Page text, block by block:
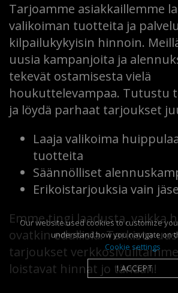
Tarjoamme asiakkaillemme
valikoiman tuotteita ja
kilpailukykyisin hinnoin.
uusia kampanjoita ja
tekevät ostamisesta vielä
houkuttelevampaa. Tutustu
ja löydä parhaat tarjoukset
Laaja valikoima
tuotteita
Säännölliset
Erikoistarjouksia vain
Emme tingi laadusta, vaikka
ovatkin edullisia. Tarkista
tarjoukset
loistavat hinnat jo tänään!
Our website used cookies to customize
understand how you navigate on
Cookie settings
I ACCEPT